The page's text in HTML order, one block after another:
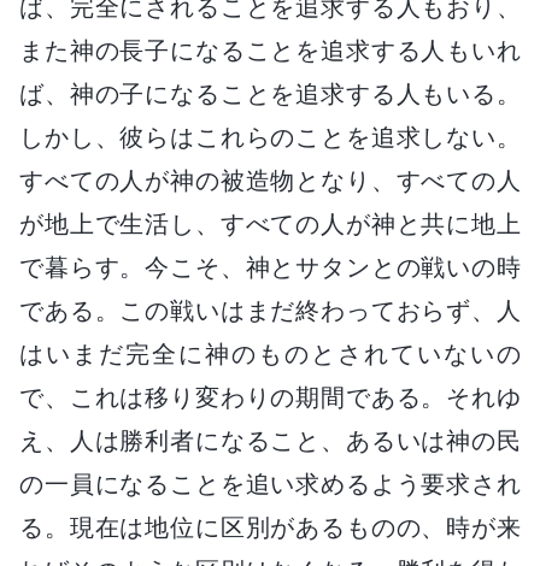
ば、完全にされることを追求する人もおり、
また神の長子になることを追求する人もいれ
ば、神の子になることを追求する人もいる。
しかし、彼らはこれらのことを追求しない。
すべての人が神の被造物となり、すべての人
が地上で生活し、すべての人が神と共に地上
で暮らす。今こそ、神とサタンとの戦いの時
である。この戦いはまだ終わっておらず、人
はいまだ完全に神のものとされていないの
で、これは移り変わりの期間である。それゆ
え、人は勝利者になること、あるいは神の民
の一員になることを追い求めるよう要求され
る。現在は地位に区別があるものの、時が来